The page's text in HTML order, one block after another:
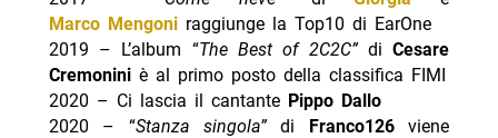
Marco Mengoniraggiunge la Top10 di EarOne
2019 – L’album “The Best of 2C2C”diCesare
Cremoniniè al primo posto della classifica FIMI
2020 – Ci lascia il cantante Pippo Dallo
2020 – “Stanza singola”di Franco126viene